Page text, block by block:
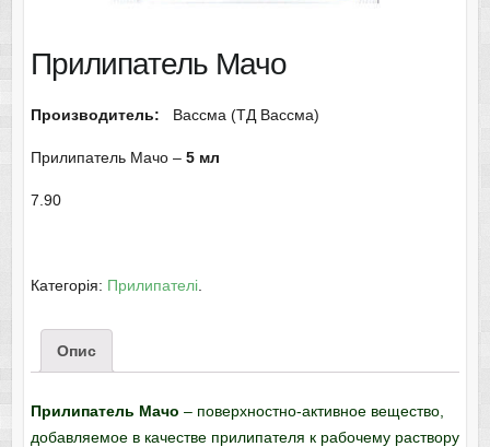
Прилипатель Мачо
Производитель: Вассма (ТД Вассма)
Прилипатель Мачо –5 мл
7.90
Категорія: Прилипателі.
Опис
Прилипатель Мачо – поверхностно-активное вещество,
добавляемое в качестве прилипателя к рабочему раствору